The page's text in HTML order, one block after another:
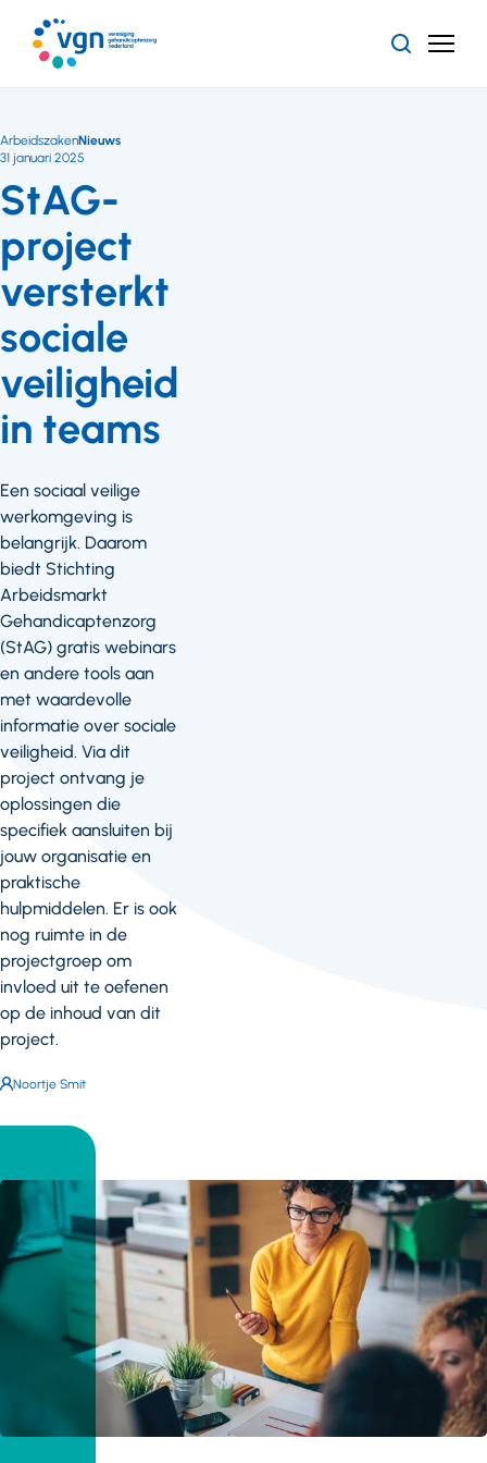
naar
hoofdinhoud
ZoekenMenu
StAG-
project
versterkt
sociale
veiligheid
in teams
ArbeidszakenNieuws
31 januari 2025
Een sociaal veilige
werkomgeving is
belangrijk. Daarom
biedt Stichting
Arbeidsmarkt
Gehandicaptenzorg
(StAG) gratis webinars
en andere tools aan
met waardevolle
informatie over sociale
veiligheid. Via dit
project ontvang je
oplossingen die
specifiek aansluiten bij
jouw organisatie en
praktische
hulpmiddelen. Er is ook
nog ruimte in de
projectgroep om
invloed uit te oefenen
op de inhoud van dit
project.
Auteur:
Noortje Smit